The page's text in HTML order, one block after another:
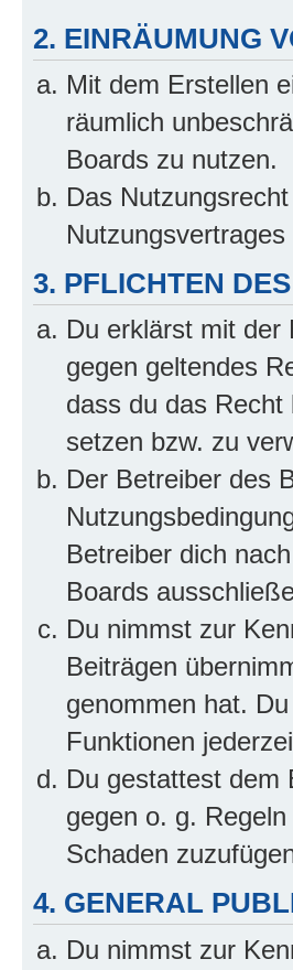
2. EINRÄUMUNG
Mit dem Erstellen
räumlich
Boards zu nutzen.
Das
Nutzungsvertrages
3. PFLICHTEN
Du erklärst mit der
gegen geltendes
dass du das
setzen bzw. zu
Der Betreiber des
Betreiber dich
Boards
Du nimmst zur
Beiträgen
genommen hat.
Funktionen
Du gestattest dem
gegen o. g.
Schaden
4. GENERAL
Du nimmst zur